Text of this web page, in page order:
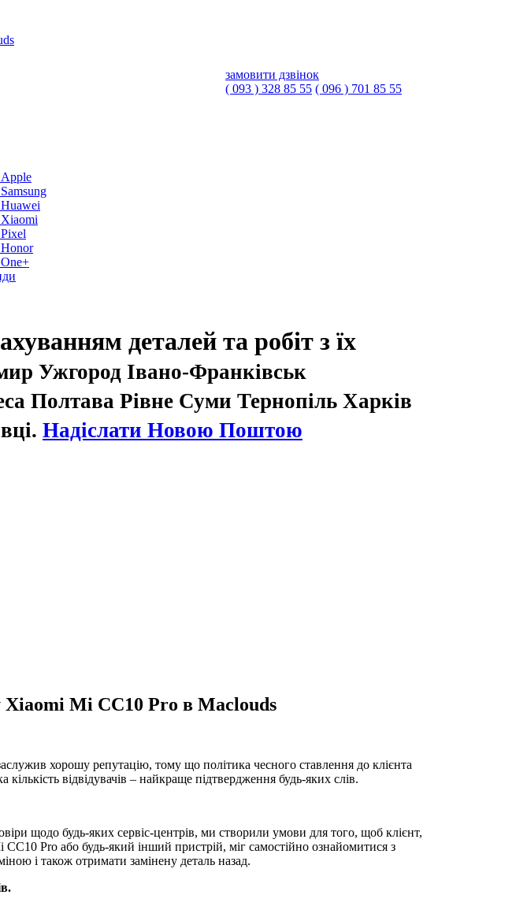
замовити дзвінок
( 093 ) 328 85 55 ( 096 ) 701 85 55
деталей та робіт з їх
Ужгород Івано-Франківськ
Полтава Рівне Суми Тернопіль Харків
Надіслати Новою Поштою
Xiaomi Mi CC10 Pro в Maclouds
хорошу репутацію, тому що політика чесного ставлення до клієнта
відвідувачів – найкраще підтвердження будь-яких слів.
щодо будь-яких сервіс-центрів, ми створили умови для того, щоб клієнт,
Pro або будь-який інший пристрій, міг самостійно ознайомитися з
і також отримати замінену деталь назад.